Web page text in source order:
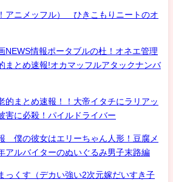
アニメッフル） ひきこもりニートのオ
NEWS情報ポータブルの杜！オネエ管理
まとめ速報!オカマッフルアタックナンバ
的まとめ速報！！大帝イタチにラリアッ
害に必殺！パイルドライバー
僕の彼女はエリーちゃん人形！豆腐メ
アルバイターのぬいぐるみ男子末路編
っくす（デカい強い2次元嫁だいすき子